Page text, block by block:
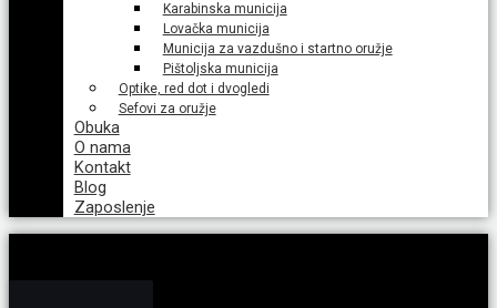
Karabinska municija
Lovačka municija
Municija za vazdušno i startno oružje
Pištoljska municija
Optike, red dot i dvogledi
Sefovi za oružje
Obuka
O nama
Kontakt
Blog
Zaposlenje